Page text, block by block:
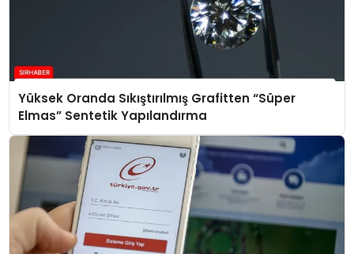
Yüksek Oranda Sıkıştırılmış Grafitten “Süper
Elmas” Sentetik Yapılandırma